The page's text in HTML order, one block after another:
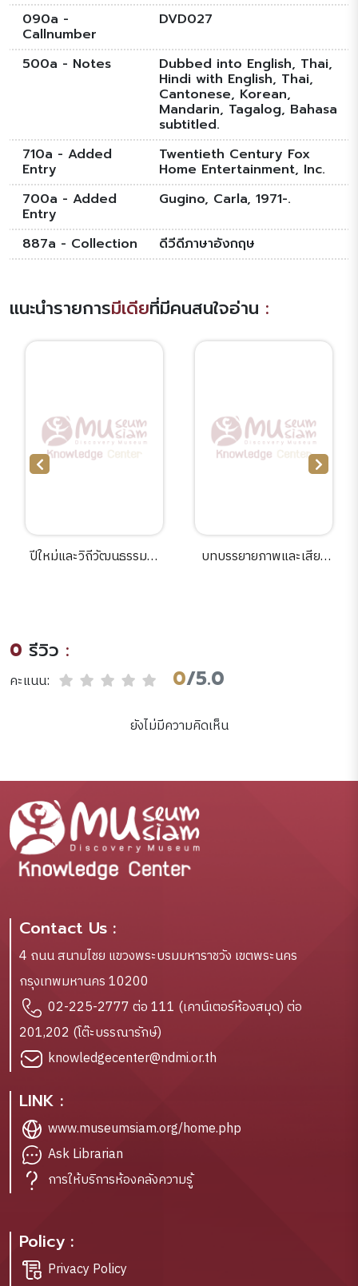
090a -
Callnumber
DVD027
500a - Notes Dubbed into English, Thai,
Hindi with English, Thai,
Cantonese, Korean,
Mandarin, Tagalog, Bahasa
subtitled.
710a - Added
Entry
Twentieth Century Fox
Home Entertainment, Inc.
700a - Added
Entry
Gugino, Carla, 1971-.
887a - Collection ดีวีดีภาษาอังกฤษ
แนะนำรายการมีเดียที่มีคนสนใจอ่าน :
ปีใหม่และวิถีวัฒนธรรมลา
มหาวิทยาลัยเชียงใหม่.
บทบรรยายภาพและเสียง
0 รีวิว :
คะแนน: 0/5.0
ยังไม่มีความคิดเห็น
Contact Us :
4 ถนน สนามไชย แขวงพระบรมมหาราชวัง เขตพระนคร
กรุงเทพมหานคร 10200
02-225-2777 ต่อ 111 (เคาน์เตอร์ห้องสมุด) ต่อ
201,202 (โต๊ะบรรณารักษ์)
knowledgecenter@ndmi.or.th
LINK :
www.museumsiam.org/home.php
Ask Librarian
การให้บริการห้องคลังความรู้
Policy :
Privacy Policy